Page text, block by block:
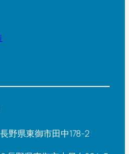
野県東御市田中178-2